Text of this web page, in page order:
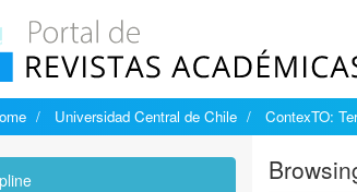
Universidad Central de Chile ContexTO: